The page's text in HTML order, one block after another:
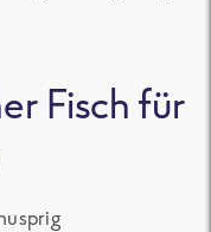
Fisch für